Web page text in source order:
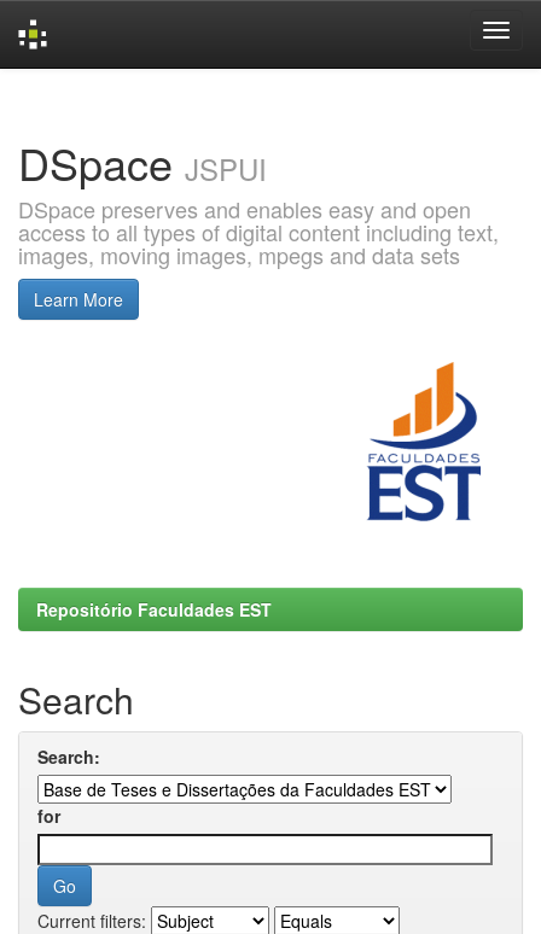
DSpace JSPUI
DSpace preserves and enables easy and open
access to all types of digital content including text,
images, moving images, mpegs and data sets
Learn More
Repositório Faculdades EST
Search
Search:
for
Current filters: